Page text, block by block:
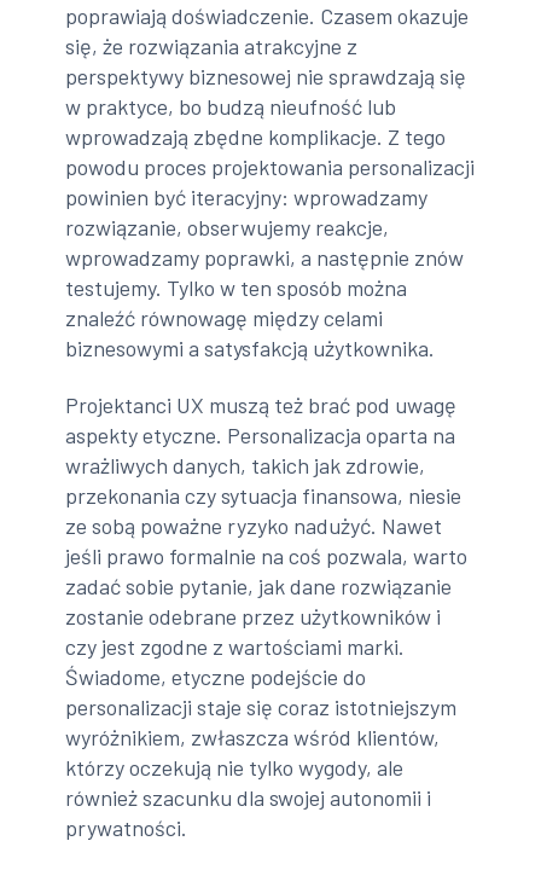
poprawiają doświadczenie. Czasem okazuje
się, że rozwiązania atrakcyjne z
perspektywy biznesowej nie sprawdzają się
w praktyce, bo budzą nieufność lub
wprowadzają zbędne komplikacje. Z tego
powodu proces projektowania personalizacji
powinien być iteracyjny: wprowadzamy
rozwiązanie, obserwujemy reakcje,
wprowadzamy poprawki, a następnie znów
testujemy. Tylko w ten sposób można
znaleźć równowagę między celami
biznesowymi a satysfakcją użytkownika.
Projektanci UX muszą też brać pod uwagę
aspekty etyczne. Personalizacja oparta na
wrażliwych danych, takich jak zdrowie,
przekonania czy sytuacja finansowa, niesie
ze sobą poważne ryzyko nadużyć. Nawet
jeśli prawo formalnie na coś pozwala, warto
zadać sobie pytanie, jak dane rozwiązanie
zostanie odebrane przez użytkowników i
czy jest zgodne z wartościami marki.
Świadome, etyczne podejście do
personalizacji staje się coraz istotniejszym
wyróżnikiem, zwłaszcza wśród klientów,
którzy oczekują nie tylko wygody, ale
również szacunku dla swojej autonomii i
prywatności.